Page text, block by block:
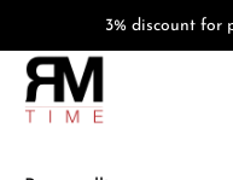
3% discount for